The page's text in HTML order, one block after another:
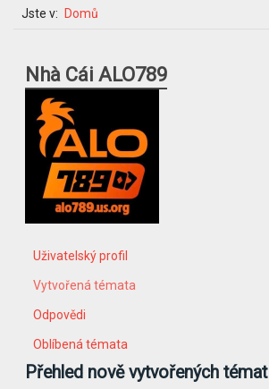
Jste v: Domů
Nhà Cái ALO789
Uživatelský profil
Vytvořená témata
Odpovědi
Oblíbená témata
Přehled nově vytvořených témat